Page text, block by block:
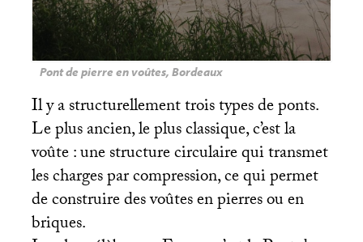
Pont de pierre en voûtes, Bordeaux
Il y a structurellement trois types de ponts.
Le plus ancien, le plus classique, c’est la
voûte : une structure circulaire qui transmet
les charges par compression, ce qui permet
de construire des voûtes en pierres ou en
briques.